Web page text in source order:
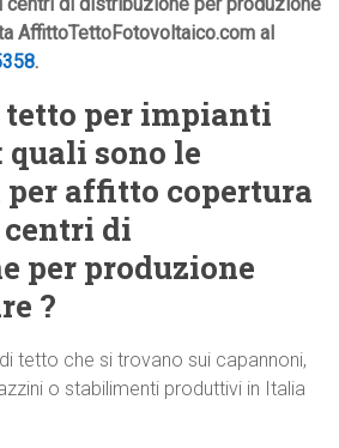
AffittoTettoFotovoltaico.com al
.
per impianti
sono le
affitto copertura
di
per produzione
?
tetto che si trovano sui capannoni,
o stabilimenti produttivi in Italia